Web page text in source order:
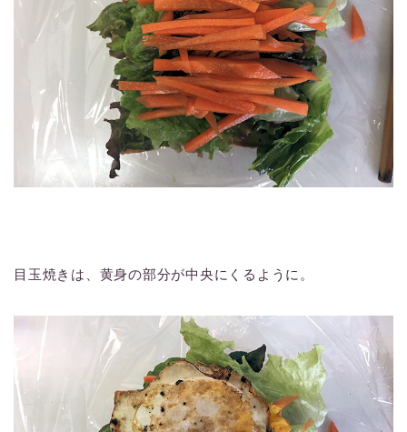
目玉焼きは、黄身の部分が中央にくるように。